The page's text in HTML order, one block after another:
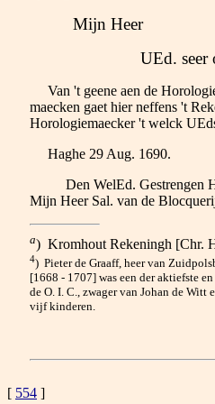
Mijn Heer
UEd.
Van 't geene aen de
maecken gaet hier neffens 't
Horologiemaecker 't welck
Haghe 29 Aug. 1690.
Den WelEd. Gestrengen
Mijn Heer Sal. van de
a) Kromhout Rekeningh [Chr.
4) Pieter de Graaff, heer van
[1668 - 1707] was een der aktiefste
de O. I. C., zwager van Johan de
vijf kinderen.
[ 554 ]